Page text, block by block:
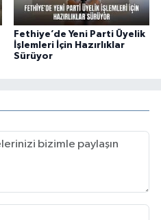
Fethiye’de Yeni Parti Üyelik
İşlemleri İçin Hazırlıklar
Sürüyor